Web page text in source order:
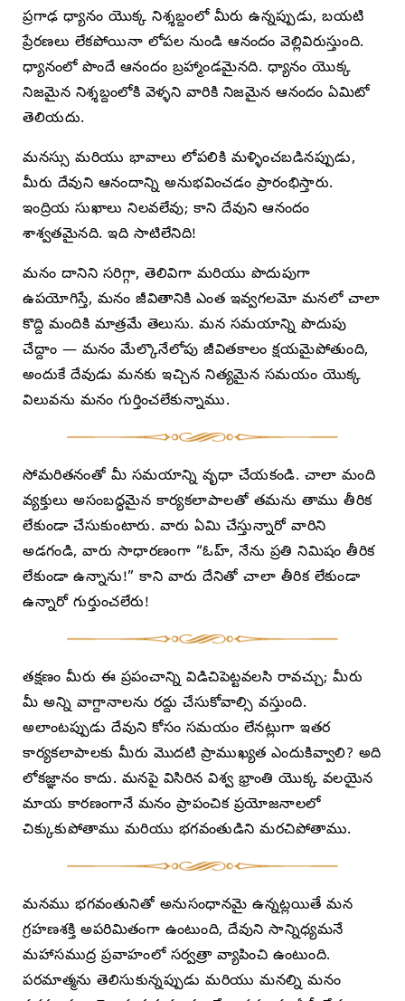
ప్రగాఢ ధ్యానం యొక్క నిశ్శబ్దంలో మీరు ఉన్నప్పుడు, బయటి
ప్రేరణలు లేకపోయినా లోపల నుండి ఆనందం వెల్లివిరుస్తుంది.
ధ్యానంలో పొందే ఆనందం బ్రహ్మాండమైనది. ధ్యానం యొక్క
నిజమైన నిశ్శబ్దంలోకి వెళ్ళని వారికి నిజమైన ఆనందం ఏమిటో
తెలియదు.
మనస్సు మరియు భావాలు లోపలికి మళ్ళించబడినప్పుడు,
మీరు దేవుని ఆనందాన్ని అనుభవించడం ప్రారంభిస్తారు.
ఇంద్రియ సుఖాలు నిలవలేవు; కాని దేవుని ఆనందం
శాశ్వతమైనది. ఇది సాటిలేనిది!
మనం దానిని సరిగ్గా, తెలివిగా మరియు పొదుపుగా
ఉపయోగిస్తే, మనం జీవితానికి ఎంత ఇవ్వగలమో మనలో చాలా
కొద్ది మందికి మాత్రమే తెలుసు. మన సమయాన్ని పొదుపు
చేద్దాం — మనం మేల్కొనేలోపు జీవితకాలం క్షయమైపోతుంది,
అందుకే దేవుడు మనకు ఇచ్చిన నిత్యమైన సమయం యొక్క
విలువను మనం గుర్తించలేకున్నాము.
సోమరితనంతో మీ సమయాన్ని వృధా చేయకండి. చాలా మంది
వ్యక్తులు అసంబద్ధమైన కార్యకలాపాలతో తమను తాము తీరిక
లేకుండా చేసుకుంటారు. వారు ఏమి చేస్తున్నారో వారిని
అడగండి, వారు సాధారణంగా “ఓహ్, నేను ప్రతి నిమిషం తీరిక
లేకుండా ఉన్నాను!” కాని వారు దేనితో చాలా తీరిక లేకుండా
ఉన్నారో గుర్తుంచలేరు!
తక్షణం మీరు ఈ ప్రపంచాన్ని విడిచిపెట్టవలసి రావచ్చు; మీరు
మీ అన్ని వాగ్దానాలను రద్దు చేసుకోవాల్సి వస్తుంది.
అలాంటప్పుడు దేవుని కోసం సమయం లేనట్లుగా ఇతర
కార్యకలాపాలకు మీరు మొదటి ప్రాముఖ్యత ఎందుకివ్వాలి? అది
లోకజ్ఞానం కాదు. మనపై విసిరిన విశ్వ భ్రాంతి యొక్క వలయైన
మాయ కారణంగానే మనం ప్రాపంచిక ప్రయోజనాలలో
చిక్కుకుపోతాము మరియు భగవంతుడిని మరచిపోతాము.
మనము భగవంతునితో అనుసంధానమై ఉన్నట్లయితే మన
గ్రహణశక్తి అపరిమితంగా ఉంటుంది, దేవుని సాన్నిధ్యమనే
మహాసముద్ర ప్రవాహంలో సర్వత్రా వ్యాపించి ఉంటుంది.
పరమాత్మను తెలిసుకున్నప్పుడు మరియు మనల్ని మనం